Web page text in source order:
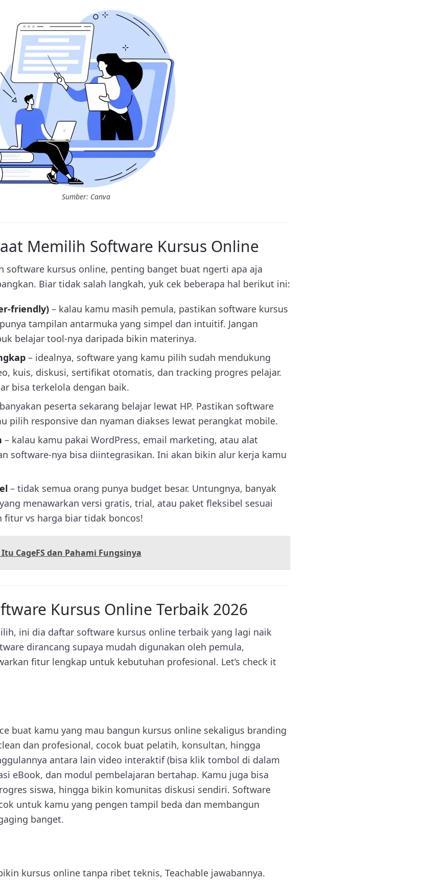
Sumber: Canva
Memilih Software Kursus Online
software kursus online, penting banget buat ngerti apa aja
Biar tidak salah langkah, yuk cek beberapa hal berikut ini:
friendly) – kalau kamu masih pemula, pastikan software kursus
tampilan antarmuka yang simpel dan intuitif. Jangan
belajar tool-nya daripada bikin materinya.
– idealnya, software yang kamu pilih sudah mendukung
kuis, diskusi, sertifikat otomatis, dan tracking progres pelajar.
bisa terkelola dengan baik.
peserta sekarang belajar lewat HP. Pastikan software
pilih responsive dan nyaman diakses lewat perangkat mobile.
– kalau kamu pakai WordPress, email marketing, atau alat
software-nya bisa diintegrasikan. Ini akan bikin alur kerja kamu
– tidak semua orang punya budget besar. Untungnya, banyak
menawarkan versi gratis, trial, atau paket fleksibel sesuai
fitur vs harga biar tidak boncos!
CageFS dan Pahami Fungsinya
Kursus Online Terbaik 2026
ini dia daftar software kursus online terbaik yang lagi naik
dirancang supaya mudah digunakan oleh pemula,
fitur lengkap untuk kebutuhan profesional. Let’s check it
buat kamu yang mau bangun kursus online sekaligus branding
dan profesional, cocok buat pelatih, konsultan, hingga
antara lain video interaktif (bisa klik tombol di dalam
eBook, dan modul pembelajaran bertahap. Kamu juga bisa
siswa, hingga bikin komunitas diskusi sendiri. Software
untuk kamu yang pengen tampil beda dan membangun
banget.
kursus online tanpa ribet teknis, Teachable jawabannya.